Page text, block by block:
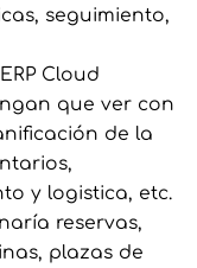
seguimiento,
Cloud
que ver con
de la
y logistica, etc.
reservas,
plazas de